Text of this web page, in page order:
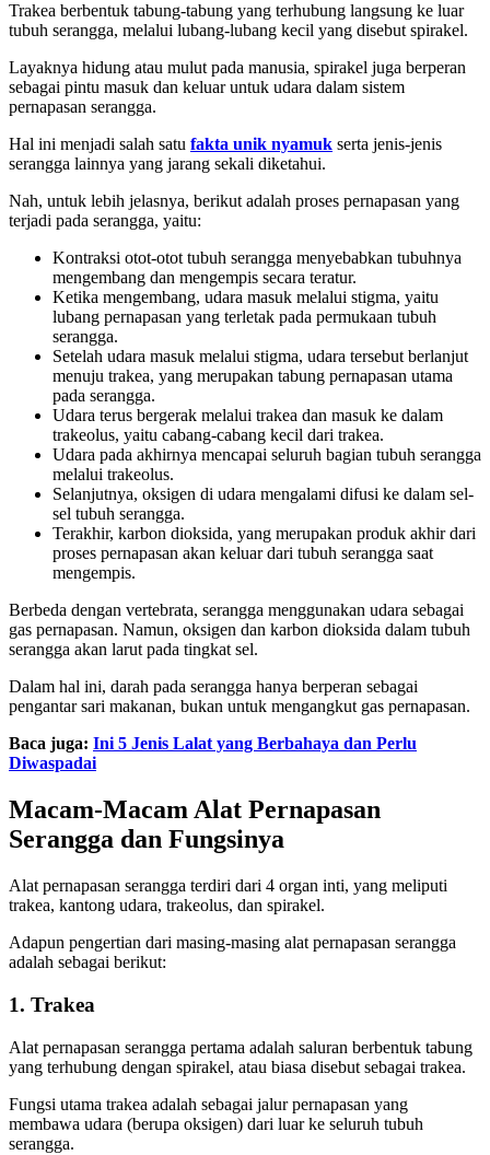
Trakea berbentuk tabung-tabung yang terhubung langsung ke luar
tubuh serangga, melalui lubang-lubang kecil yang disebut spirakel.
Layaknya hidung atau mulut pada manusia, spirakel juga berperan
sebagai pintu masuk dan keluar untuk udara dalam sistem
pernapasan serangga.
Hal ini menjadi salah satu fakta unik nyamuk serta jenis-jenis
serangga lainnya yang jarang sekali diketahui.
Nah, untuk lebih jelasnya, berikut adalah proses pernapasan yang
terjadi pada serangga, yaitu:
Kontraksi otot-otot tubuh serangga menyebabkan tubuhnya
mengembang dan mengempis secara teratur.
Ketika mengembang, udara masuk melalui stigma, yaitu
lubang pernapasan yang terletak pada permukaan tubuh
serangga.
Setelah udara masuk melalui stigma, udara tersebut berlanjut
menuju trakea, yang merupakan tabung pernapasan utama
pada serangga.
Udara terus bergerak melalui trakea dan masuk ke dalam
trakeolus, yaitu cabang-cabang kecil dari trakea.
Udara pada akhirnya mencapai seluruh bagian tubuh serangga
melalui trakeolus.
Selanjutnya, oksigen di udara mengalami difusi ke dalam sel-
sel tubuh serangga.
Terakhir, karbon dioksida, yang merupakan produk akhir dari
proses pernapasan akan keluar dari tubuh serangga saat
mengempis.
Berbeda dengan vertebrata, serangga menggunakan udara sebagai
gas pernapasan. Namun, oksigen dan karbon dioksida dalam tubuh
serangga akan larut pada tingkat sel.
Dalam hal ini, darah pada serangga hanya berperan sebagai
pengantar sari makanan, bukan untuk mengangkut gas pernapasan.
Baca juga: Ini 5 Jenis Lalat yang Berbahaya dan Perlu
Diwaspadai
Macam-Macam Alat Pernapasan
Serangga dan Fungsinya
Alat pernapasan serangga terdiri dari 4 organ inti, yang meliputi
trakea, kantong udara, trakeolus, dan spirakel.
Adapun pengertian dari masing-masing alat pernapasan serangga
adalah sebagai berikut:
1. Trakea
Alat pernapasan serangga pertama adalah saluran berbentuk tabung
yang terhubung dengan spirakel, atau biasa disebut sebagai trakea.
Fungsi utama trakea adalah sebagai jalur pernapasan yang
membawa udara (berupa oksigen) dari luar ke seluruh tubuh
serangga.